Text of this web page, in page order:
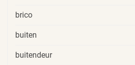
brico
buiten
buitendeur